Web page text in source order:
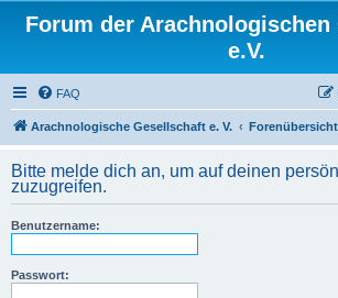
Forum der
e.V.
FAQ
Arachnologische Gesellschaft e. V. Forenübersicht
Bitte melde dich an, um auf deinen
zuzugreifen.
Benutzername:
Passwort: